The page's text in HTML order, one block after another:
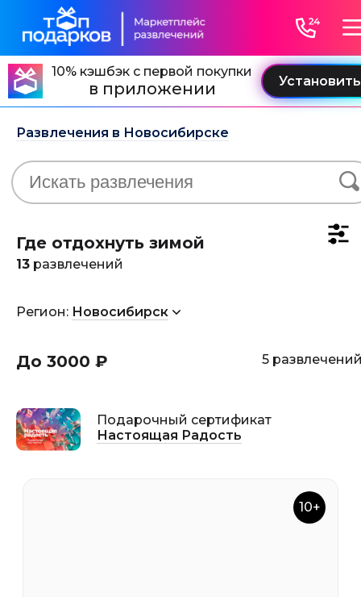
10% кэшбэк с первой покупки
в приложении
Развлечения в Новосибирске
Где отдохнуть зимой
13 развлечений
Регион: Новосибирск
До 3000 ₽ 5
Подарочный сертификат
Настоящая Радость
10+